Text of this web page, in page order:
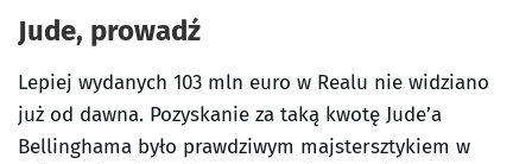
Jude, prowadź
Lepiej wydanych 103 mln euro w Realu nie widziano
już od dawna. Pozyskanie za taką kwotę Jude’a
Bellinghama było prawdziwym majstersztykiem w